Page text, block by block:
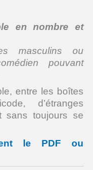
en nombre et
masculins ou
pouvant
entre les boîtes
d’étranges
sans toujours se
le PDF ou